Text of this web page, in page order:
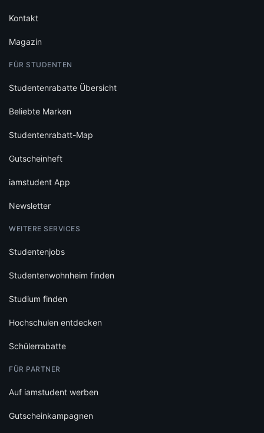
Kontakt
Magazin
FÜR STUDENTEN
Studentenrabatte Übersicht
Beliebte Marken
Studentenrabatt-Map
Gutscheinheft
iamstudent App
Newsletter
WEITERE SERVICES
Studentenjobs
Studentenwohnheim finden
Studium finden
Hochschulen entdecken
Schülerrabatte
FÜR PARTNER
Auf iamstudent werben
Gutscheinkampagnen